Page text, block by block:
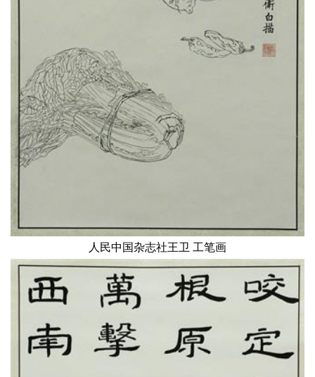
人民中国杂志社王卫 工笔画